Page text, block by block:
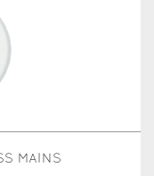
MAINS